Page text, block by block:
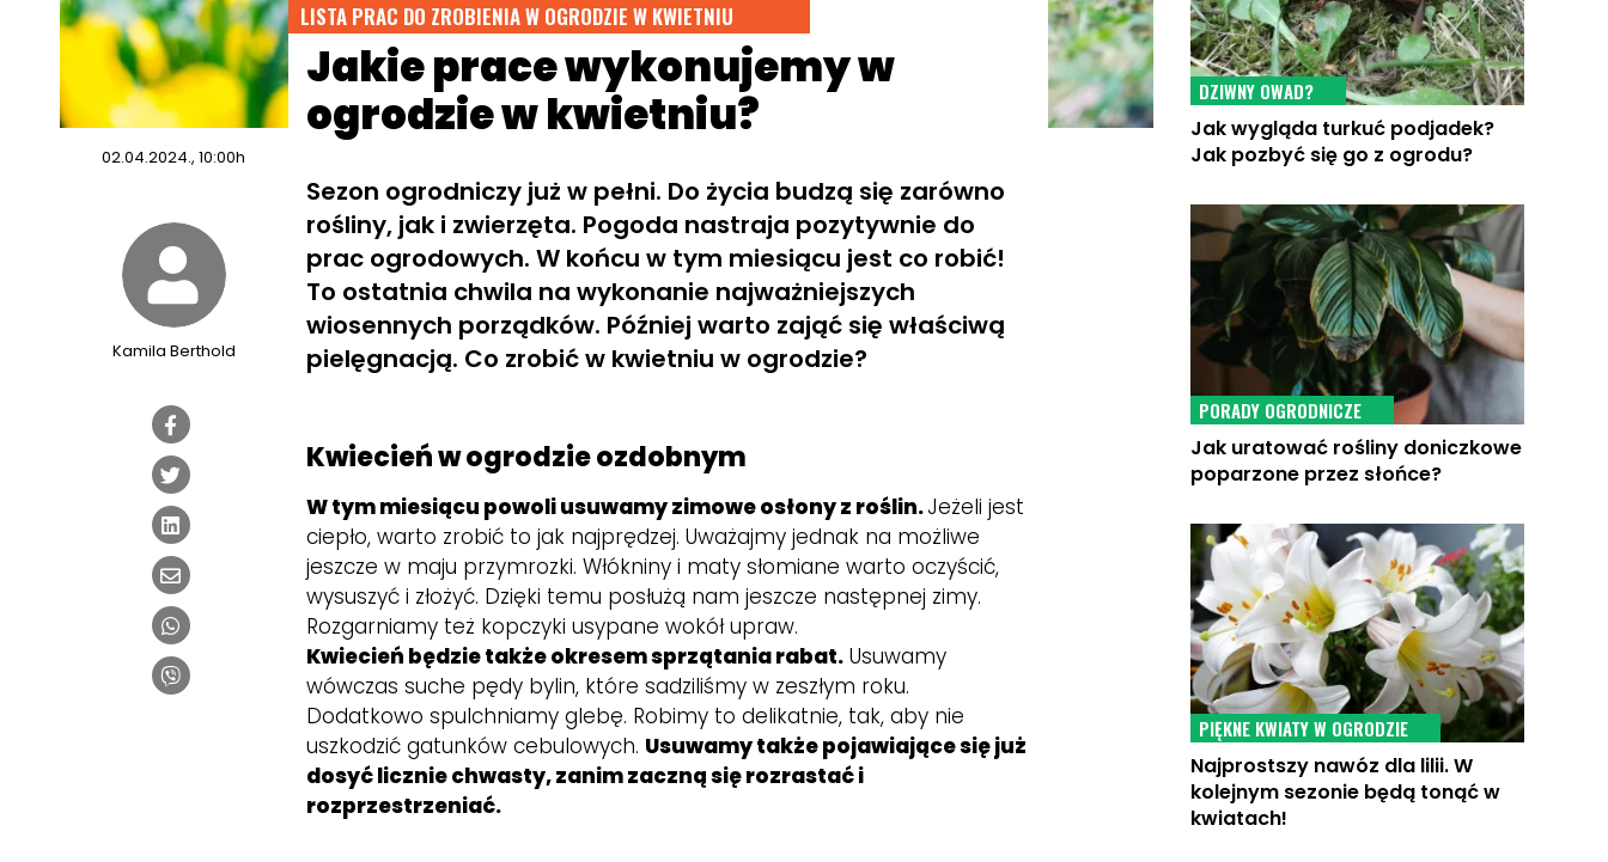
LISTA PRAC DO ZROBIENIA W OGRODZIE W KWIETNIU
Jakie prace wykonujemy w
ogrodzie w kwietniu?
02.04.2024., 10:00h
Kamila Berthold
Sezon ogrodniczy już w pełni. Do życia budzą się zarówno
rośliny, jak i zwierzęta. Pogoda nastraja pozytywnie do
prac ogrodowych. W końcu w tym miesiącu jest co robić!
To ostatnia chwila na wykonanie najważniejszych
wiosennych porządków. Później warto zająć się właściwą
pielęgnacją. Co zrobić w kwietniu w ogrodzie?
Kwiecień w ogrodzie ozdobnym
W tym miesiącu powoli usuwamy zimowe osłony z roślin.Jeżeli jest
ciepło, warto zrobić to jak najprędzej. Uważajmy jednak na możliwe
jeszcze w maju przymrozki. Włókniny i maty słomiane warto oczyścić,
wysuszyć i złożyć. Dzięki temu posłużą nam jeszcze następnej zimy.
Rozgarniamy też kopczyki usypane wokół upraw.
Kwiecień będzie także okresem sprzątania rabat. Usuwamy
wówczas suche pędy bylin, które sadziliśmy w zeszłym roku.
Dodatkowo spulchniamy glebę. Robimy to delikatnie, tak, aby nie
uszkodzić gatunków cebulowych. Usuwamy także pojawiające się już
dosyć licznie chwasty, zanim zaczną się rozrastać i
rozprzestrzeniać.
DZIWNY OWAD?
Jak wygląda turkuć podjadek?
Jak pozbyć się go z ogrodu?
PORADY OGRODNICZE
Jak uratować rośliny doniczkowe
poparzone przez słońce?
PIĘKNE KWIATY W OGRODZIE
Najprostszy nawóz dla lilii. W
kolejnym sezonie będą tonąć w
kwiatach!